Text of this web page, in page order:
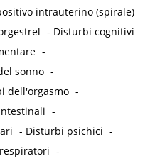
intrauterino (spirale)
- Disturbi cognitivi
-
sonno -
dell'orgasmo -
-
- Disturbi psichici -
-